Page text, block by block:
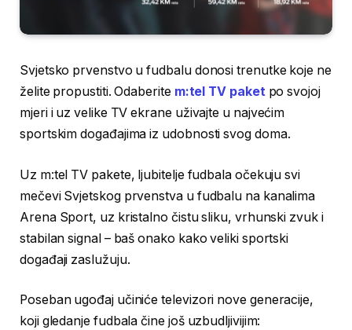
Svjetsko prvenstvo u fudbalu donosi trenutke koje ne
želite propustiti. Odaberite m:tel TV paketpo svojoj
mjeri i uz velike TV ekrane uživajte u najvećim
sportskim događajima iz udobnosti svog doma.
Uz m:tel TV pakete, ljubitelje fudbala očekuju svi
mečevi Svjetskog prvenstva u fudbalu na kanalima
Arena Sport, uz kristalno čistu sliku, vrhunski zvuk i
stabilan signal – baš onako kako veliki sportski
događaji zaslužuju.
Poseban ugođaj učiniće televizori nove generacije,
koji gledanje fudbala čine još uzbudljivijim: